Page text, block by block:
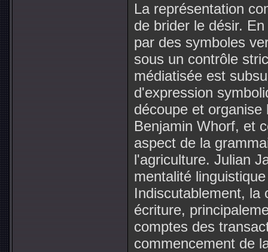
La représentation
de brider le désir.
par des symboles
sous un contrôle
médiatisée est
d'expression
découpe et
Benjamin Whorf, et
aspect de la
l'agriculture. Julian
mentalité
Indiscutablement, la
écriture,
comptes des
commencement de